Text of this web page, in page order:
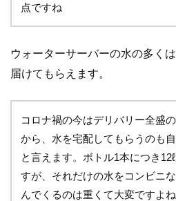
点ですね
ウォーターサーバーの水の多く
届けてもらえます。
コロナ禍の今はデリバリー全盛
から、水を宅配してもらうのも
と言えます。ボトル1本につき
すが、それだけの水をコンビニ
んでくるのは重くて大変ですよ